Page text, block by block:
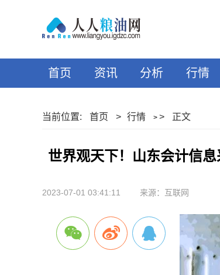
首页 资讯 分析 行情
当前位置: 首页 > 行情 > > 正文
世界观天下！山东会计信
2023-07-01 03:41:11 来源：互联网